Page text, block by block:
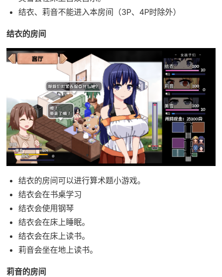
结衣、莉音不能进入本房间（3P、4P时除外）
结衣的房间
结衣的房间可以进行算术题小游戏。
结衣会在书桌学习
结衣会使用钢琴
结衣会在床上睡眠。
结衣会在床上读书。
莉音会坐在地上读书。
莉音的房间